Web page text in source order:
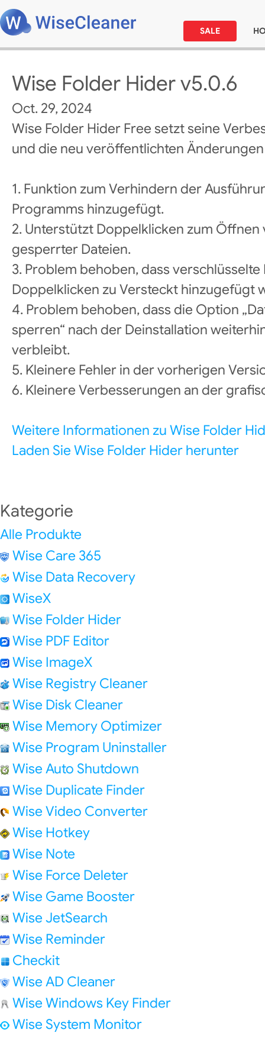
SALE
Wise Folder Hider v5.0.6
Oct. 29, 2024
Wise Folder Hider Free setzt seine
und die neu veröffentlichten
1. Funktion zum Verhindern der
Programms hinzugefügt.
2. Unterstützt Doppelklicken zum
gesperrter Dateien.
3. Problem behoben, dass verschlüsselte
Doppelklicken zu Versteckt hinzugefügt
4. Problem behoben, dass die Option
sperren“ nach der Deinstallation
verbleibt.
5. Kleinere Fehler in der vorherigen
6. Kleinere Verbesserungen an der
Weitere Informationen zu Wise Folder
Laden Sie Wise Folder Hider herunter
Kategorie
Alle Produkte
Wise Care 365
Wise Data Recovery
WiseX
Wise Folder Hider
Wise PDF Editor
Wise ImageX
Wise Registry Cleaner
Wise Disk Cleaner
Wise Memory Optimizer
Wise Program Uninstaller
Wise Auto Shutdown
Wise Duplicate Finder
Wise Video Converter
Wise Hotkey
Wise Note
Wise Force Deleter
Wise Game Booster
Wise JetSearch
Wise Reminder
Checkit
Wise AD Cleaner
Wise Windows Key Finder
Wise System Monitor